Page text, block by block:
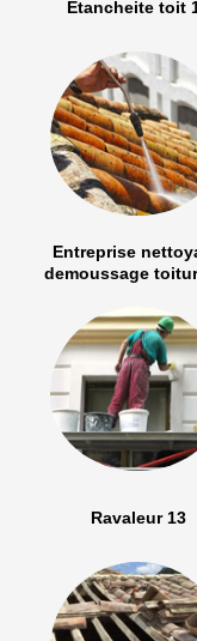
Etancheite toit
Entreprise
demoussage
Ravaleur 13